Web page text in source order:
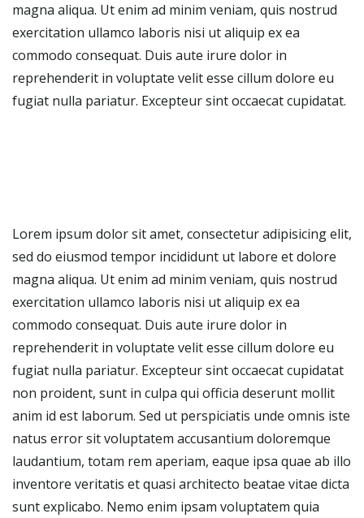
magna aliqua. Ut enim ad minim veniam, quis nostrud
exercitation ullamco laboris nisi ut aliquip ex ea
commodo consequat. Duis aute irure dolor in
reprehenderit in voluptate velit esse cillum dolore eu
fugiat nulla pariatur. Excepteur sint occaecat cupidatat.
Lorem ipsum dolor sit amet, consectetur adipisicing elit,
sed do eiusmod tempor incididunt ut labore et dolore
magna aliqua. Ut enim ad minim veniam, quis nostrud
exercitation ullamco laboris nisi ut aliquip ex ea
commodo consequat. Duis aute irure dolor in
reprehenderit in voluptate velit esse cillum dolore eu
fugiat nulla pariatur. Excepteur sint occaecat cupidatat
non proident, sunt in culpa qui officia deserunt mollit
anim id est laborum. Sed ut perspiciatis unde omnis iste
natus error sit voluptatem accusantium doloremque
laudantium, totam rem aperiam, eaque ipsa quae ab illo
inventore veritatis et quasi architecto beatae vitae dicta
sunt explicabo. Nemo enim ipsam voluptatem quia